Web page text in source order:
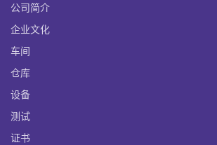
公司简介
企业文化
车间
仓库
设备
测试
证书